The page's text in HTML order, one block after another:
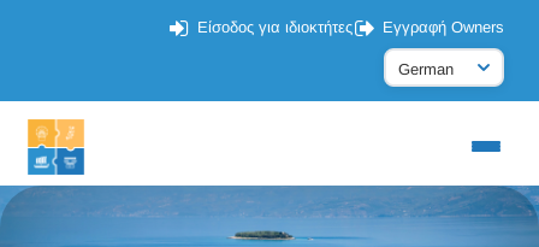
Είσοδος για ιδιοκτήτες Εγγραφή Owners